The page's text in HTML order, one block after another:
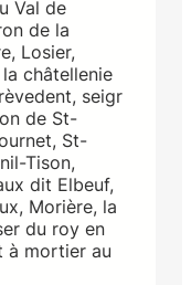
Val de
de la
Losier,
châtellenie
seigr
de St-
St-
Tison,
dit Elbeuf,
Morière, la
du roy en
à mortier au